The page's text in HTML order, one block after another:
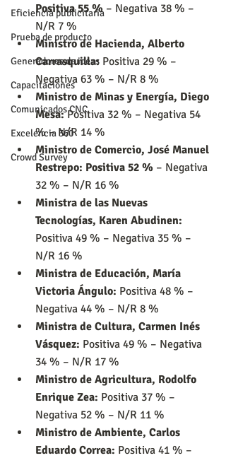
Eficiencia publicitaria
Prueba de producto
Generadores de ideas
Capacitaciones
Comunicados CNC
Excelencia 360
Crowd Survey
Positiva 55 % – Negativa 38 % –
N/R 7 %
Ministro de Hacienda, Alberto
Carrasquilla: Positiva 29 % –
Negativa 63 % – N/R 8 %
Ministro de Minas y Energía, Diego
Mesa: Positiva 32 % – Negativa 54
% – N/R 14 %
Ministro de Comercio, José Manuel
Restrepo: Positiva 52 % – Negativa
32 % – N/R 16 %
Ministra de las Nuevas
Tecnologías, Karen Abudinen:
Positiva 49 % – Negativa 35 % –
N/R 16 %
Ministra de Educación, María
Victoria Ángulo: Positiva 48 % –
Negativa 44 % – N/R 8 %
Ministra de Cultura, Carmen Inés
Vásquez: Positiva 49 % – Negativa
34 % – N/R 17 %
Ministro de Agricultura, Rodolfo
Enrique Zea: Positiva 37 % –
Negativa 52 % – N/R 11 %
Ministro de Ambiente, Carlos
Eduardo Correa: Positiva 41 % –